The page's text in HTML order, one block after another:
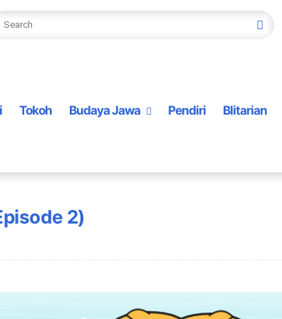
Tokoh Budaya Jawa Pendiri Blitarian
2)